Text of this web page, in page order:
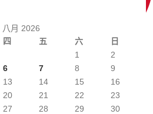
八月 2026
四 五 六 日
1
2
6 7 8
9
13 14 15
16
20 21 22
23
27 28 29
30